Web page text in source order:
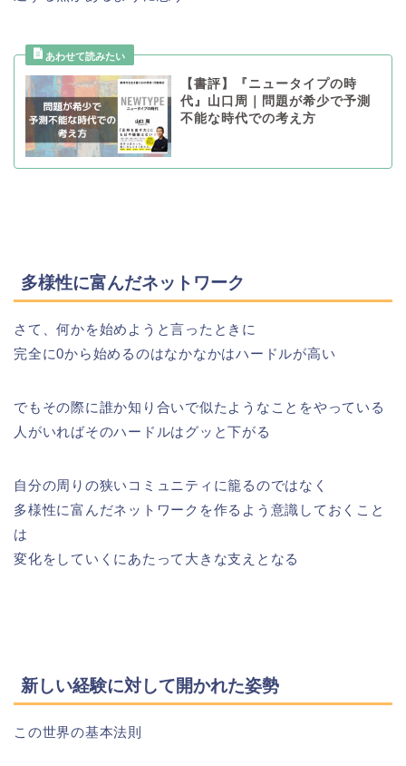
【書評】『ニュータイプの時
代』山口周｜問題が希少で予測
不能な時代での考え方
多様性に富んだネットワーク
さて、何かを始めようと言ったときに
完全に0から始めるのはなかなかはハードルが高い
でもその際に誰か知り合いで似たようなことをやっている
人がいればそのハードルはグッと下がる
自分の周りの狭いコミュニティに籠るのではなく
多様性に富んだネットワークを作るよう意識しておくこと
は
変化をしていくにあたって大きな支えとなる
新しい経験に対して開かれた姿勢
この世界の基本法則